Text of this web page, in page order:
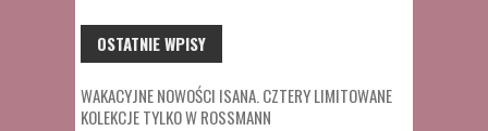
OSTATNIE WPISY
WAKACYJNE NOWOŚCI ISANA. CZTERY LIMITOWANE
KOLEKCJE TYLKO W ROSSMANN